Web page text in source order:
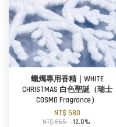
蠟燭專用香精｜WHITE
CHRISTMAS 白色聖誕（瑞士
COSMO Fragrance）
NT$ 580
NT$ 665 -12.8%